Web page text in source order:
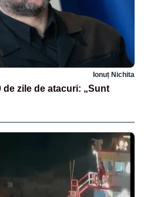
Ionuț Nichita
zile de atacuri: „Sunt